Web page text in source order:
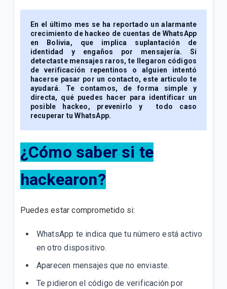
Cómo transformar tu celular antiguo en cámara de
seguridad fácilmente
Cómo evitar riesgos de seguridad al usar el Wi-Fi de
lugares públicos
Cómo convertir tu cámara en una herramienta
inteligente | Conoce Google Lens
diarios y a ahorrar con estas apps.
VER MÁS
En el último mes se ha reportado un alarmante
crecimiento de hackeo de cuentas de WhatsApp
en Bolivia, que implica suplantación de
identidad y engaños por mensajería. Si
detectaste mensajes raros, te llegaron códigos
de verificación repentinos o alguien intentó
hacerse pasar por un contacto, este articulo te
ayudará. Te contamos, de forma simple y
directa, qué puedes hacer para identificar un
posible hackeo, prevenirlo y todo caso
recuperar tu WhatsApp.
¿Cómo saber si te
hackearon?
Puedes estar comprometido si:
WhatsApp te indica que tu número está activo
en otro dispositivo.
Aparecen mensajes que no enviaste.
Te pidieron el código de verificación por